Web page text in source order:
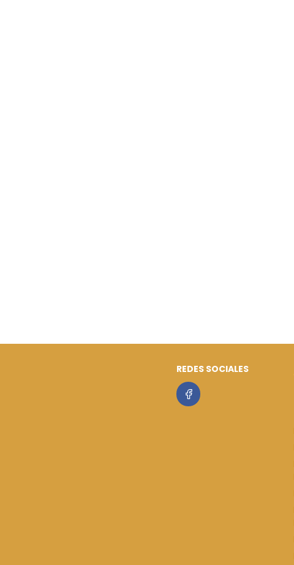
REDES SOCIALES